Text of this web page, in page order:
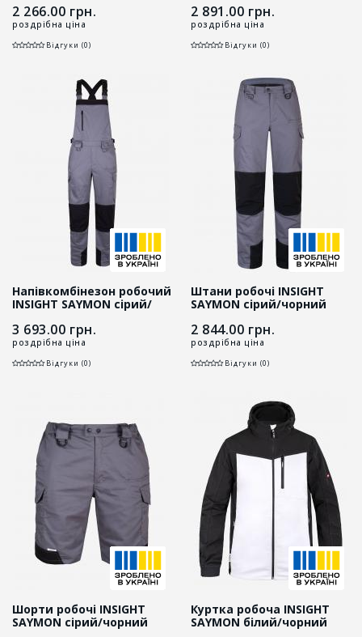
2 266.00 грн.
роздрібна ціна
Відгуки (0)
2 891.00 грн.
роздрібна ціна
Відгуки (0)
Напівкомбінезон робочий
INSIGHT SAYMON сірий/
3 693.00 грн.
роздрібна ціна
Відгуки (0)
Штани робочі INSIGHT
SAYMON cірий/чорний
2 844.00 грн.
роздрібна ціна
Відгуки (0)
Шорти робочі INSIGHT
SAYMON cірий/чорний
Куртка робоча INSIGHT
SAYMON білий/чорний